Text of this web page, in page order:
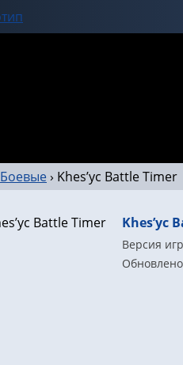
Боевые› Khes’yc Battle Timer
Khes’yc
Версия